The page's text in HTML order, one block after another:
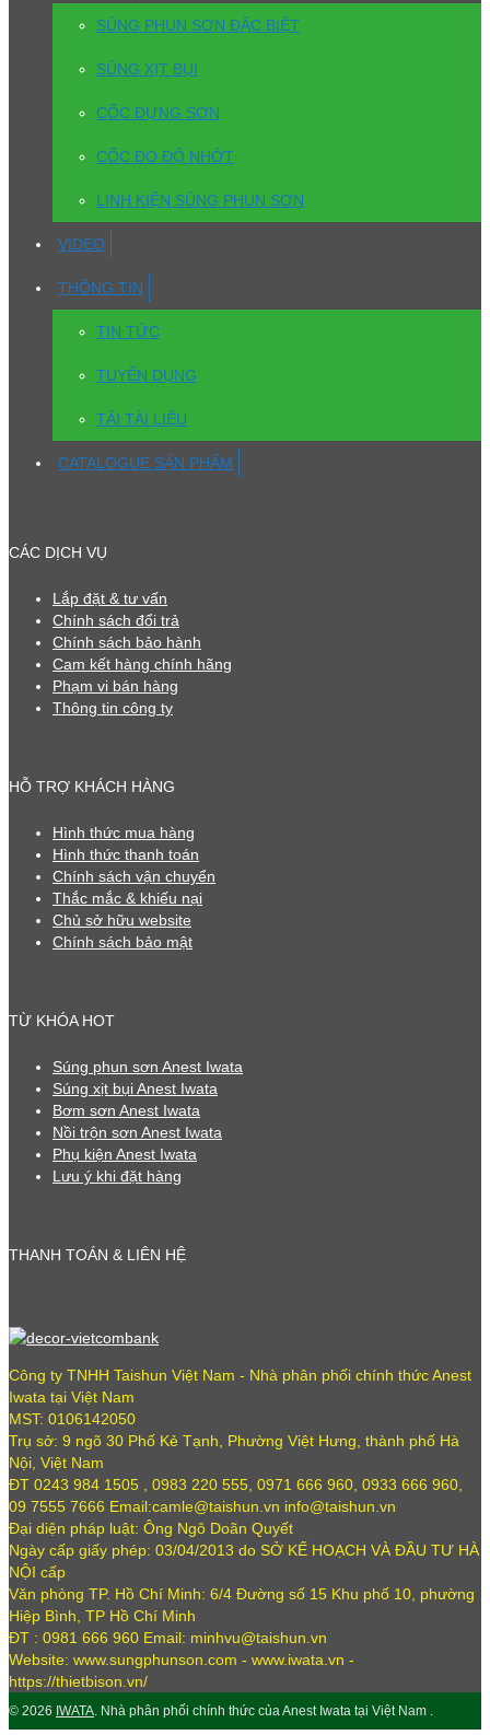
SÚNG PHUN SƠN ĐẶC BIỆT
SÚNG XỊT BỤI
CỐC ĐỰNG SƠN
CỐC ĐO ĐỘ NHỚT
LINH KIỆN SÚNG PHUN SƠN
VIDEO
THÔNG TIN
TIN TỨC
TUYỂN DỤNG
TẢI TÀI LIỆU
CATALOGUE SẢN PHẨM
CÁC DỊCH VỤ
Lắp đặt & tư vấn
Chính sách đổi trả
Chính sách bảo hành
Cam kết hàng chính hãng
Phạm vi bán hàng
Thông tin công ty
HỖ TRỢ KHÁCH HÀNG
Hình thức mua hàng
Hình thức thanh toán
Chính sách vận chuyển
Thắc mắc & khiếu nại
Chủ sở hữu website
Chính sách bảo mật
TỪ KHÓA HOT
Súng phun sơn Anest Iwata
Súng xịt bụi Anest Iwata
Bơm sơn Anest Iwata
Nồi trộn sơn Anest Iwata
Phụ kiện Anest Iwata
Lưu ý khi đặt hàng
THANH TOÁN & LIÊN HỆ
Công ty TNHH Taishun Việt Nam - Nhà phân phối chính thức Anest
Iwata tại Việt Nam
MST: 0106142050
Trụ sở: 9 ngõ 30 Phố Kẻ Tạnh, Phường Việt Hưng, thành phố Hà
Nội, Việt Nam
ĐT 0243 984 1505 , 0983 220 555, 0971 666 960, 0933 666 960,
09 7555 7666 Email:camle@taishun.vn info@taishun.vn
Đại diện pháp luật: Ông Ngô Doãn Quyết
Ngày cấp giấy phép: 03/04/2013 do SỞ KẾ HOẠCH VÀ ĐẦU TƯ HÀ
NỘI cấp
Văn phòng TP. Hồ Chí Minh: 6/4 Đường số 15 Khu phố 10, phường
Hiệp Bình, TP Hồ Chí Minh
ĐT : 0981 666 960 Email: minhvu@taishun.vn
Website: www.sungphunson.com - www.iwata.vn -
https://thietbison.vn/
© 2026 IWATA. Nhà phân phối chính thức của Anest Iwata tại Việt Nam .